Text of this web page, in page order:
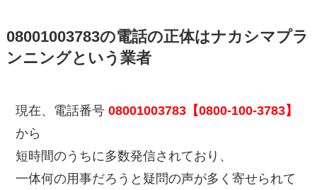
08001003783の電話の正体はナカシマプラ
ンニングという業者
現在、電話番号08001003783【0800-100-3783】
から
短時間のうちに多数発信されており、
一体何の用事だろうと疑問の声が多く寄せられて